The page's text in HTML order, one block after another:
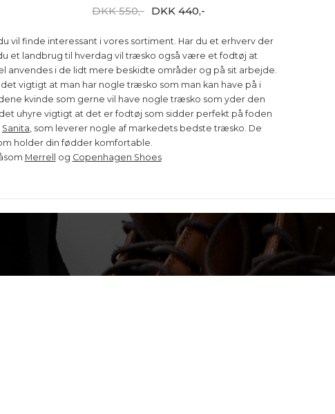
DKK 550,- DKK 440,-
vil finde interessant i vores sortiment. Har du et erhverv der
et landbrug til hverdag vil træsko også være et fodtøj at
i de lidt mere beskidte områder og på sit arbejde.
vigtigt at man har nogle træsko som man kan have på i
kvinde som gerne vil have nogle træsko som yder den
uhyre vigtigt at det er fodtøj som sidder perfekt på foden
Sanita, som leverer nogle af markedets bedste træsko. De
holder din fødder komfortable.
Merrell og Copenhagen Shoes